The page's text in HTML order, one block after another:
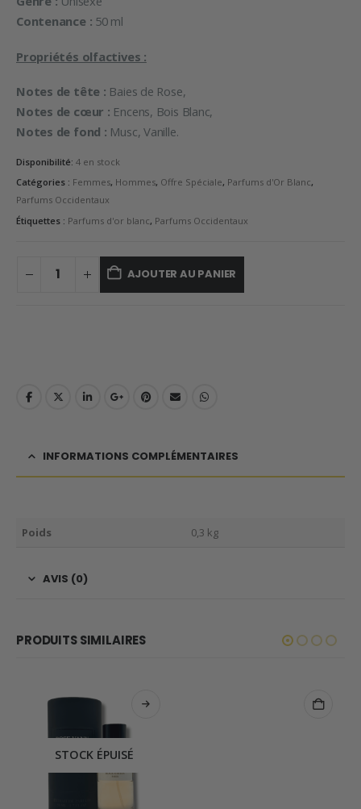
Contenance : 50 ml
Propriétés olfactives :
Notes de tête : Baies de Rose,
Notes de cœur : Encens, Bois Blanc,
Notes de fond : Musc, Vanille.
Disponibilité: 4 en stock
Catégories : Femmes, Hommes, Offre Spéciale, Parfums d'Or Blanc,
Parfums Occidentaux
Étiquettes : Parfums d'or blanc, Parfums Occidentaux
AJOUTER AU PANIER
INFORMATIONS COMPLÉMENTAIRES
Poids 0,3 kg
AVIS (0)
PRODUITS SIMILAIRES
STOCK ÉPUISÉ